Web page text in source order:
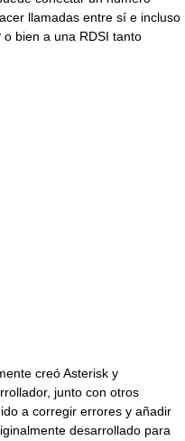
llamadas entre sí e incluso
bien a una RDSI tanto
creó Asterisk y
junto con otros
a corregir errores y añadir
desarrollado para